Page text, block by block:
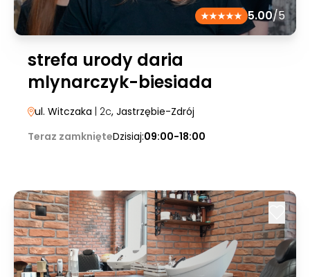
5.00/5
strefa urody daria
mlynarczyk-biesiada
ul. Witczaka | 2c, Jastrzębie-Zdrój
Teraz zamknięteDzisiaj:09:00-18:00